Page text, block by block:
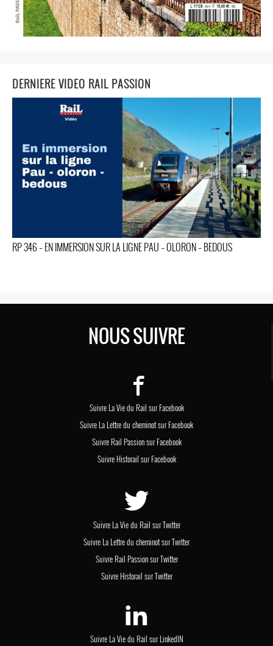
DERNIERE VIDEO RAIL PASSION
RP 346 – EN IMMERSION SUR LA LIGNE PAU – OLORON – BEDOUS
NOUS SUIVRE
Suivre La Vie du Rail sur Facebook
Suivre La Lettre du cheminot sur Facebook
Suivre Rail Passion sur Facebook
Suivre Historail sur Facebook
Suivre La Vie du Rail sur Twitter
Suivre La Lettre du cheminot sur Twitter
Suivre Rail Passion sur Twitter
Suivre Historail sur Twitter
Suivre La Vie du Rail sur LinkedIN